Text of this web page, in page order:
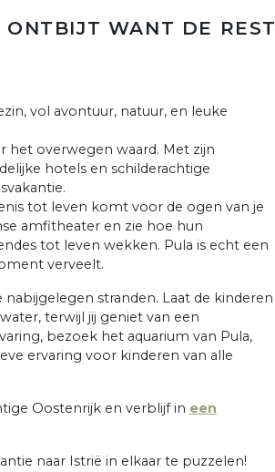
WANT DE REST
vol avontuur, natuur, en leuke
het overwegen waard. Met zijn
hotels en schilderachtige
tot leven komt voor de ogen van je
amfitheater en zie hoe hun
tot leven wekken. Pula is echt een
verveelt.
stranden. Laat de kinderen
terwijl jij geniet van een
bezoek het aquarium van Pula,
ervaring voor kinderen van alle
Oostenrijk en verblijf in een
naar Istrië in elkaar te puzzelen!